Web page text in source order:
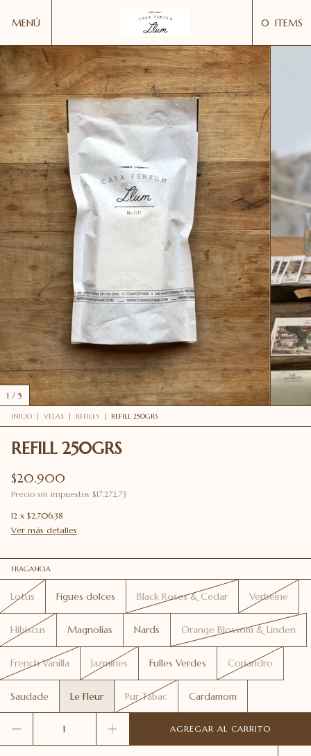
MENÚ 0 ITEMS
1 / 5
INICIO VELAS REFILLS REFILL 250GRS
REFILL 250GRS
$20.900
Precio sin impuestos $17.272,73
12 x $2.706,38
Ver más detalles
FRAGANCIA
Lotus Figues dolces Black Roses & Cedar Verbeine
Hibiscus Magnolias Nards Orange Blossom & Linden
French Vanilla Jazmines Fulles Verdes Coriandro
Saudade Le Fleur Pur Tabac Cardamom